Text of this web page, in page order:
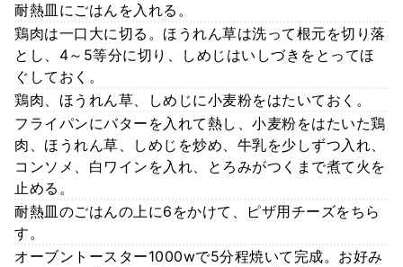
耐熱皿にごはんを入れる。
鶏肉は一口大に切る。ほうれん草は洗って根元を切り落
とし、4～5等分に切り、しめじはいしづきをとってほ
ぐしておく。
鶏肉、ほうれん草、しめじに小麦粉をはたいておく。
フライパンにバターを入れて熱し、小麦粉をはたいた鶏
肉、ほうれん草、しめじを炒め、牛乳を少しずつ入れ、
コンソメ、白ワインを入れ、とろみがつくまで煮て火を
止める。
耐熱皿のごはんの上に6をかけて、ピザ用チーズをちら
す。
オーブントースター1000wで5分程焼いて完成。お好み